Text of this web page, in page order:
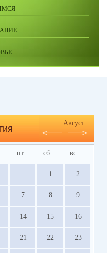
Август
пт сб вс
1 2
7 8 9
14 15 16
21 22 23